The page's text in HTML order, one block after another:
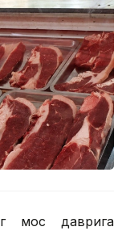
мос даврига